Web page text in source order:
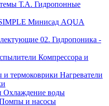
Гидропонные
Минисад AQUA
02. Гидропоника -
Компрессора и
Нагреватели
Охлаждение воды
и насосы